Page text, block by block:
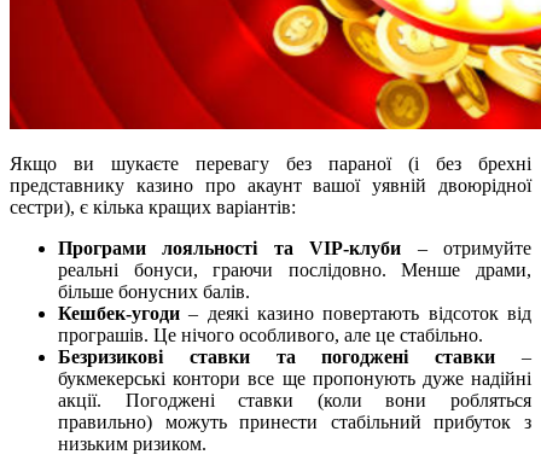
Якщо ви шукаєте перевагу без параної (і без брехні
представнику казино про акаунт вашої уявній двоюрідної
сестри), є кілька кращих варіантів:
Програми лояльності та VIP-клуби – отримуйте
реальні бонуси, граючи послідовно. Менше драми,
більше бонусних балів.
Кешбек-угоди – деякі казино повертають відсоток від
програшів. Це нічого особливого, але це стабільно.
Безризикові ставки та погоджені ставки –
букмекерські контори все ще пропонують дуже надійні
акції. Погоджені ставки (коли вони робляться
правильно) можуть принести стабільний прибуток з
низьким ризиком.